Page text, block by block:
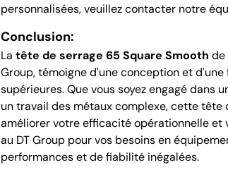
personnalisées, veuillez contacter notre
Conclusion:
La tête de serrage 65 Square Smooth de
Group, témoigne d'une conception et
supérieures. Que vous soyez engagé dans
un travail des métaux complexe, cette tête
améliorer votre efficacité opérationnelle et
au DT Group pour vos besoins en
performances et de fiabilité inégalées.